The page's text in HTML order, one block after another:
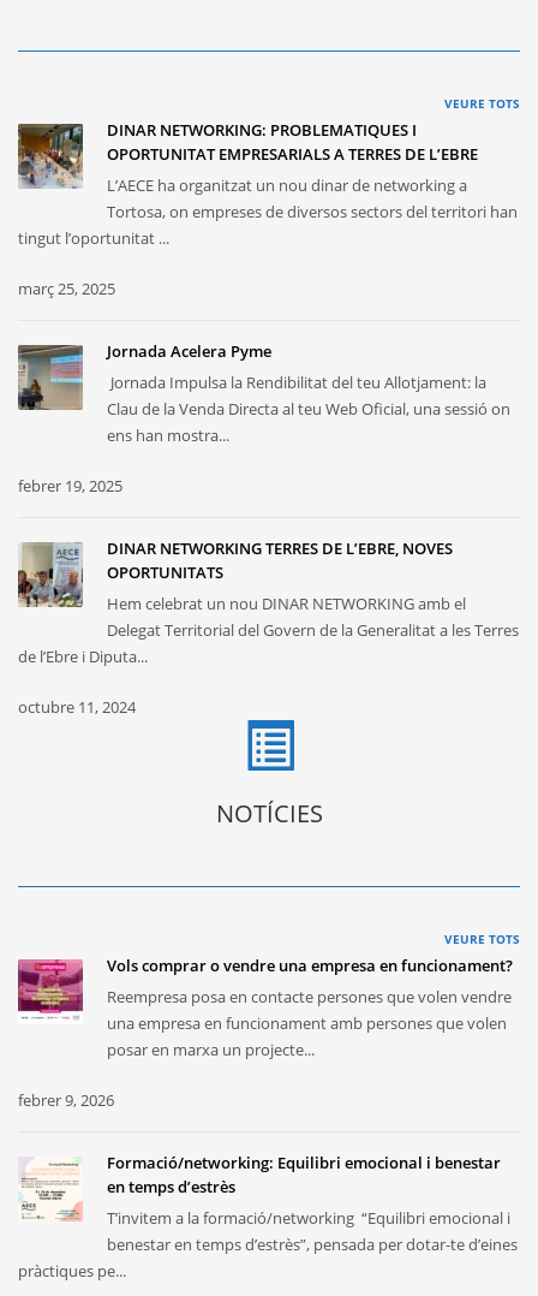
VEURE TOTS
DINAR NETWORKING: PROBLEMATIQUES I
OPORTUNITAT EMPRESARIALS A TERRES DE L’EBRE
L’AECE ha organitzat un nou dinar de networking a
Tortosa, on empreses de diversos sectors del territori han
tingut l’oportunitat ...
març 25, 2025
Jornada Acelera Pyme
Jornada Impulsa la Rendibilitat del teu Allotjament: la
Clau de la Venda Directa al teu Web Oficial, una sessió on
ens han mostra...
febrer 19, 2025
DINAR NETWORKING TERRES DE L’EBRE, NOVES
OPORTUNITATS
Hem celebrat un nou DINAR NETWORKING amb el
Delegat Territorial del Govern de la Generalitat a les Terres
de l’Ebre i Diputa...
octubre 11, 2024
NOTÍCIES
VEURE TOTS
Vols comprar o vendre una empresa en funcionament?
Reempresa posa en contacte persones que volen vendre
una empresa en funcionament amb persones que volen
posar en marxa un projecte...
febrer 9, 2026
Formació/networking: Equilibri emocional i benestar
en temps d’estrès
T’invitem a la formació/networking “Equilibri emocional i
benestar en temps d’estrès”, pensada per dotar-te d’eines
pràctiques pe...